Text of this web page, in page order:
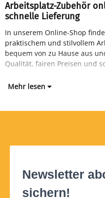
Arbeitsplatz-Zubehör
schnelle Lieferung
In unserem Online-Shop
praktischem und stilvollem
bequem von zu Hause aus
Qualität, fairen Preisen und
deinen perfekten
Mehr lesen